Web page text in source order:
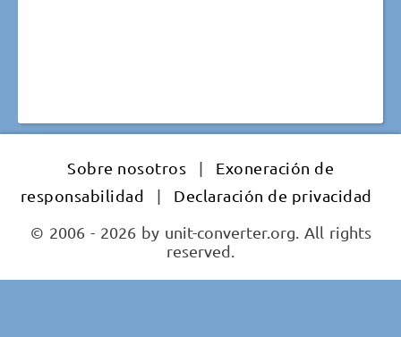
Sobre nosotros |
Exoneración de
responsabilidad
|
Declaración de privacidad
© 2006 - 2026 by unit-converter.org. All rights
reserved.